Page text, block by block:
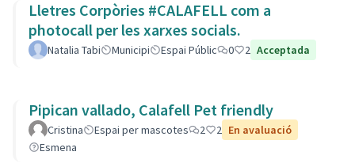
Lletres Corpòries #CALAFELL com a
photocall per les xarxes socials.
Natalia Tabi Municipi Espai Públic 0 2 Acceptada
Pipican vallado, Calafell Pet friendly
Cristina Espai per mascotes 2 2 En avaluació
Esmena